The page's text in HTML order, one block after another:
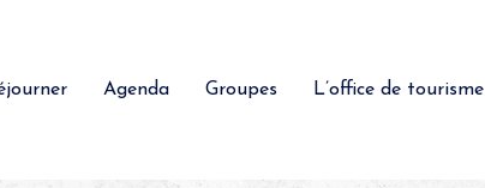
Agenda Groupes L’office de tourisme